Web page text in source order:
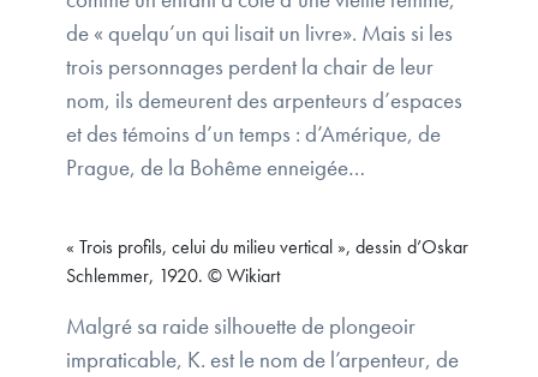
de « quelqu’un qui lisait un livre». Mais si les
trois personnages perdent la chair de leur
nom, ils demeurent des arpenteurs d’espaces
et des témoins d’un temps : d’Amérique, de
Prague, de la Bohême enneigée…
« Trois profils, celui du milieu vertical », dessin d’Oskar
Schlemmer, 1920. © Wikiart
Malgré sa raide silhouette de plongeoir
impraticable, K. est le nom de l’arpenteur, de